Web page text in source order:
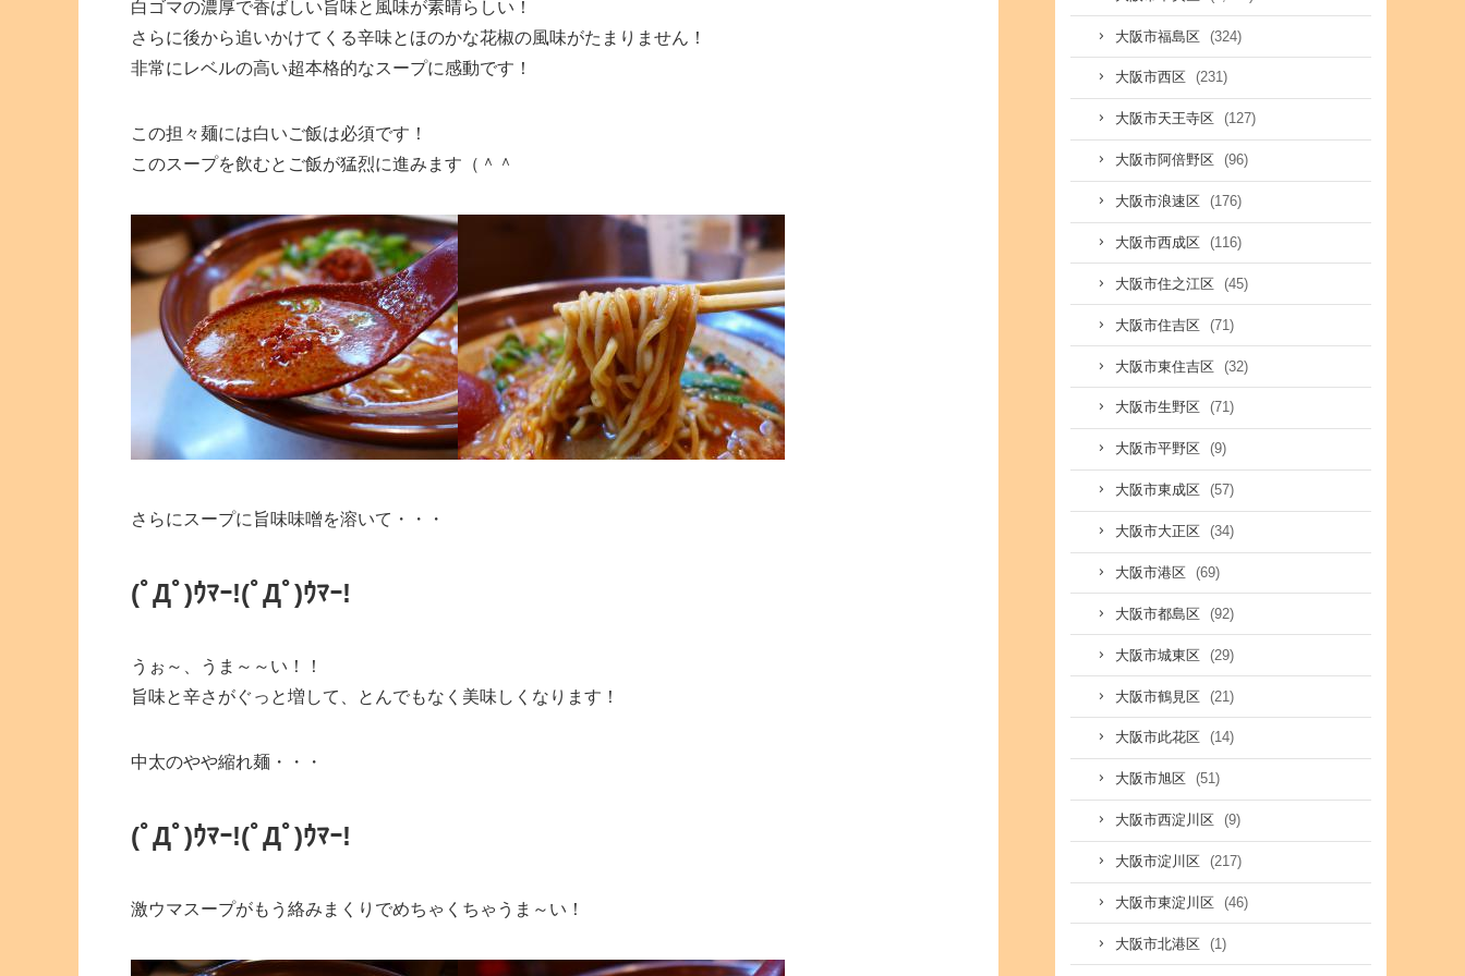
白ゴマの濃厚で香ばしい旨味と風味が素晴らしい！
さらに後から追いかけてくる辛味とほのかな花椒の風味がたまりません！
非常にレベルの高い超本格的なスープに感動です！
この担々麺には白いご飯は必須です！
このスープを飲むとご飯が猛烈に進みます（＾＾
さらにスープに旨味味噌を溶いて・・・
(ﾟДﾟ)ｳﾏｰ!(ﾟДﾟ)ｳﾏｰ!
うぉ～、うま～～い！！
旨味と辛さがぐっと増して、とんでもなく美味しくなります！
中太のやや縮れ麺・・・
(ﾟДﾟ)ｳﾏｰ!(ﾟДﾟ)ｳﾏｰ!
激ウマスープがもう絡みまくりでめちゃくちゃうま～い！
大阪市福島区 (324)
大阪市西区 (231)
大阪市天王寺区 (127)
大阪市阿倍野区 (96)
大阪市浪速区 (176)
大阪市西成区 (116)
大阪市住之江区 (45)
大阪市住吉区 (71)
大阪市東住吉区 (32)
大阪市生野区 (71)
大阪市平野区 (9)
大阪市東成区 (57)
大阪市大正区 (34)
大阪市港区 (69)
大阪市都島区 (92)
大阪市城東区 (29)
大阪市鶴見区 (21)
大阪市此花区 (14)
大阪市旭区 (51)
大阪市西淀川区 (9)
大阪市淀川区 (217)
大阪市東淀川区 (46)
大阪市北港区 (1)